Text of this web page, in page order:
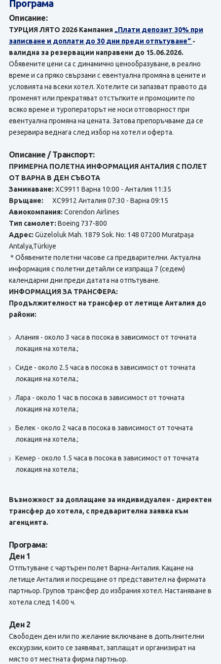
Програма
Описание:
ТУРЦИЯ ЛЯТО 2026 Кампания „Плати депозит 30% при
записване и доплати до 30 дни преди отпътуване“ -
валидна за резервации направени до 15.06.2026.
Обявените цени са с динамично ценообразуване, в реално
време и са пряко свързани с евентуална промяна в цените и
условията на всеки хотел. Хотелите си запазват правото да
променят или прекратяват отстъпките и промоциите по
всяко време и туроператорът не носи отговорност при
евентуална промяна на цената. Затова препоръчваме да се
резервира веднага след избор на хотел и оферта.
Описание / Транспорт:
ПРИМЕРНА ПОЛЕТНА ИНФОРМАЦИЯ АНТАЛИЯ С ПОЛЕТ
ОТ ВАРНА В ДЕН СЪБОТА
Заминаване: XC9911 Варна 10:00 - Анталия 11:35
Връщане: XC9912 Анталия 07:30 - Варна 09:15
Авиокомпания: Corendon Airlines
Тип самолет: Boeing 737-800
Адрес: Güzeloluk Mah. 1879 Sok. No: 148 07200 Muratpaşa
Antalya,Türkiye
* Обявените полетни часове са предварителни. Актуална
информация с полетни детайли се изпраща 7 (седем)
календарни дни преди датата на отпътуване.
ИНФОРМАЦИЯ ЗА ТРАНСФЕРА:
Продължителност на трансфер от летище Анталия до
райони:
Алания - около 3 часа в посока в зависимост от точната
локация на хотела.;
Сиде - около 2.5 часа в посока в зависимост от точната
локация на хотела.;
Лара - около 1 час в посока в зависимост от точната
локация на хотела.;
Белек - около 2 часа в посока в зависимост от точната
локация на хотела.;
Кемер - около 1.5 часа в посока в зависимост от точната
локация на хотела.;
Възможност за доплащане за индивидуален - директен
трансфер до хотела, с предварителна заявка към
агенцията.
Програма:
Ден 1
Отпътуване с чартърен полет Варна-Анталия. Кацане на
летище Анталия и посрещане от представител на фирмата
партньор. Групов трансфер до избрания хотел. Настаняване в
хотела след 14.00 ч.
Ден 2
Свободен ден или по желание включване в допълнителни
екскурзии, които се заявяват, заплащат и организират на
място от местната фирма партньор.